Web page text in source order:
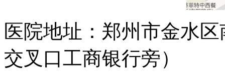
医院地址：郑州市金水
交叉口工商银行旁）